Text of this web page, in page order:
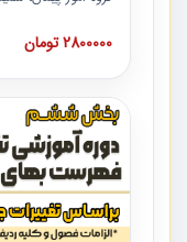
است که در
نکات کلیدی مربوط
پیمان به همراه
2800000 تومان